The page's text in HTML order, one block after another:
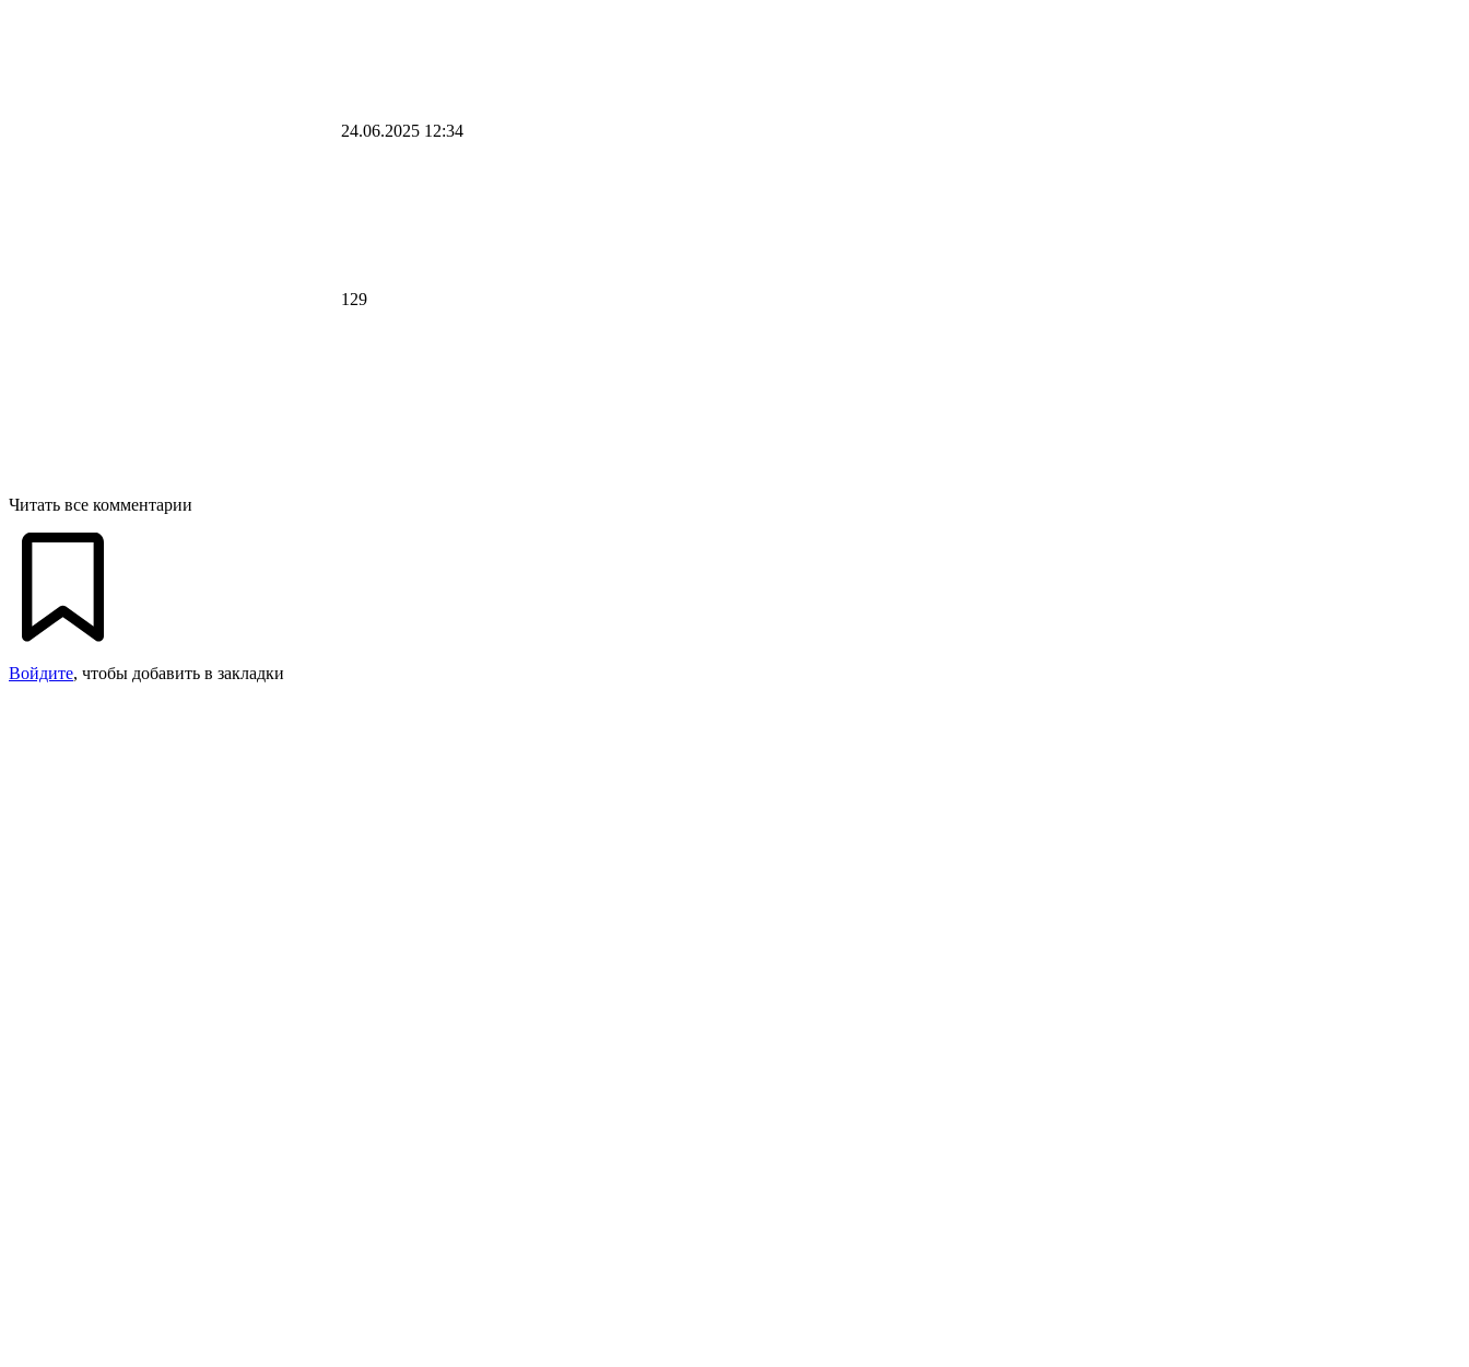
24.06.2025 12:34
129
Читать все комментарии
Войдите, чтобы добавить в закладки